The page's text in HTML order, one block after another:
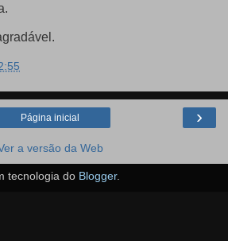
›
Página inicial
a versão da Web
tecnologia do Blogger.